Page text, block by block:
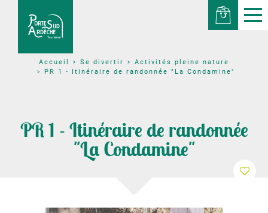
Accueil Se divertir
Activités pleine nature
PR 1 - Itinéraire de randonnée "La Condamine"
PR 1 - Itinéraire de randonnée
"La Condamine"